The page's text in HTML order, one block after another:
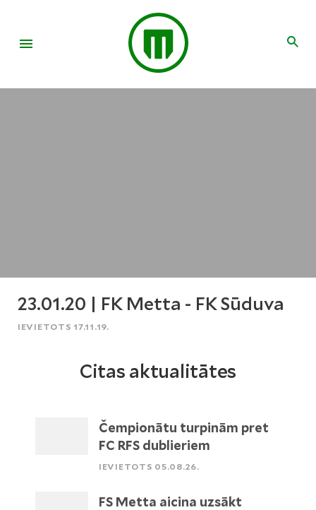
23.01.20 | FK Metta - FK Sūduva
IEVIETOTS 17.11.19.
Citas aktualitātes
Čempionātu turpinām pret
FC RFS dublieriem
IEVIETOTS 05.08.26.
FS Metta aicina uzsākt